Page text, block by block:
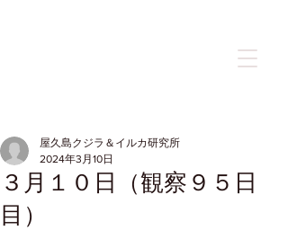
３月１０日（観察９５日
目）
屋久島クジラ＆イルカ研究所
2024年3月10日